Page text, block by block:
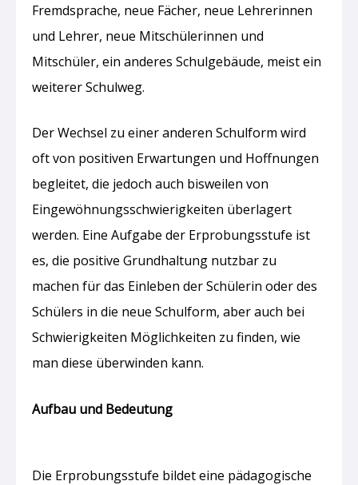
Fremdsprache, neue Fächer, neue Lehrerinnen
und Lehrer, neue Mitschülerinnen und
Mitschüler, ein anderes Schulgebäude, meist ein
weiterer Schulweg.
Der Wechsel zu einer anderen Schulform wird
oft von positiven Erwartungen und Hoffnungen
begleitet, die jedoch auch bisweilen von
Eingewöhnungsschwierigkeiten überlagert
werden. Eine Aufgabe der Erprobungsstufe ist
es, die positive Grundhaltung nutzbar zu
machen für das Einleben der Schülerin oder des
Schülers in die neue Schulform, aber auch bei
Schwierigkeiten Möglichkeiten zu finden, wie
man diese überwinden kann.
Aufbau und Bedeutung
Die Erprobungsstufe bildet eine pädagogische